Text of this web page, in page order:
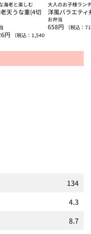
海老と楽しむ
天うな重(4切
円 （税込： 1,540
大人のお子様ラン
洋風バラエティ
お弁当
658円 （税込：
134
4.3
8.7